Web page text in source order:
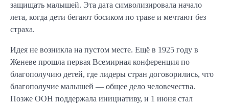
защищать малышей. Эта дата символизировала начало
лета, когда дети бегают босиком по траве и мечтают без
страха.
Идея не возникла на пустом месте. Ещё в 1925 году в
Женеве прошла первая Всемирная конференция по
благополучию детей, где лидеры стран договорились, что
благополучие малышей — общее дело человечества.
Позже ООН поддержала инициативу, и 1 июня стал